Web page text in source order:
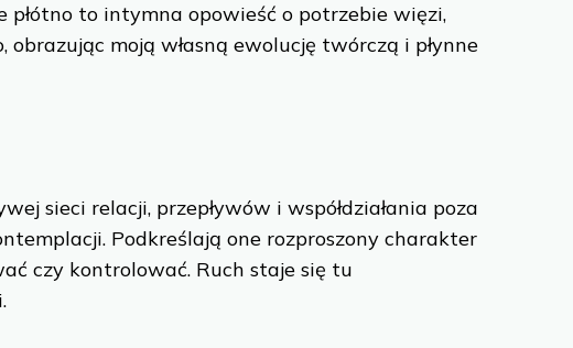
płótno to intymna opowieść o potrzebie więzi,
moją własną ewolucję twórczą i płynne
sieci relacji, przepływów i współdziałania poza
Podkreślają one rozproszony charakter
czy kontrolować. Ruch staje się tu